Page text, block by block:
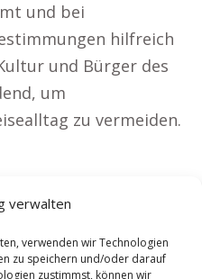
verwalten
verwenden wir Technologien
zu speichern und/oder darauf
zustimmst, können wir
und bei
hilfreich
und Bürger des
um
zu vermeiden.
Wohnung mieten
|Reisebüro